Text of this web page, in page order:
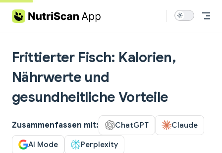
Skip to content
Frittierter Fisch: Kalorien,
Nährwerte und
gesundheitliche Vorteile
Zusammenfassen mit: ChatGPT Claude
AI Mode Perplexity